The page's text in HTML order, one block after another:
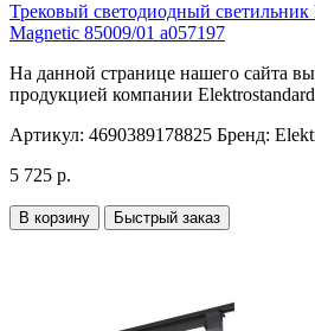
Трековый светодиодный светильник
Magnetic 85009/01 a057197
На данной странице нашего сайта
продукцией компании
Артикул: 4690389178825 Бренд:
5 725 р.
В корзину Быстрый заказ